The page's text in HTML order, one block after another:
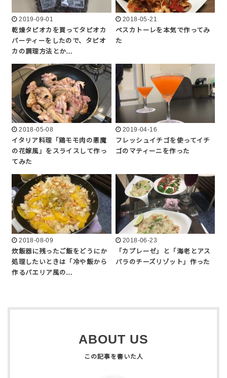
2019-09-01
乾燥タピオカを買ってタピオカ
パーティーをしたので、タピオ
カの調理方法とか…
2018-05-21
ペスカトーレを本気で作ってみ
た
2018-05-08
イタリア料理「鶏モモ肉の悪魔
の花嫁風」をスライスして作っ
てみた
2019-04-16
フレッシュイチゴを使ってイチ
ゴのマティーニを作った
2018-08-09
炊飯器に残ったご飯をどうにか
処理したいときは「冷や飯から
作るパエリア風の…
2018-06-23
「カプレーゼ」と「海老とアス
パラのチーズリゾット」作った
ABOUT US